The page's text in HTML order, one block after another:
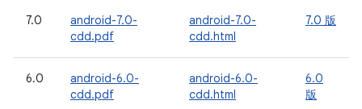
7.0
android-7.0-
cdd.pdf
android-7.0-
cdd.html
7.0 版
6.0
android-6.0-
cdd.pdf
android-6.0-
cdd.html
6.0
版